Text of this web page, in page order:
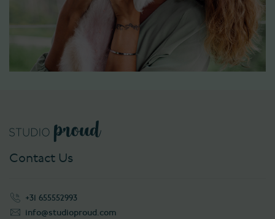
Contact Us
+31 655552993
info@studioproud.com